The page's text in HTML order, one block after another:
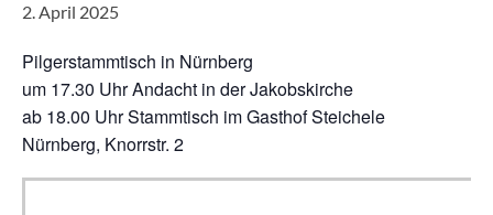
2. April 2025
Pilgerstammtisch in Nürnberg
um 17.30 Uhr Andacht in der Jakobskirche
ab 18.00 Uhr Stammtisch im Gasthof Steichele
Nürnberg, Knorrstr. 2